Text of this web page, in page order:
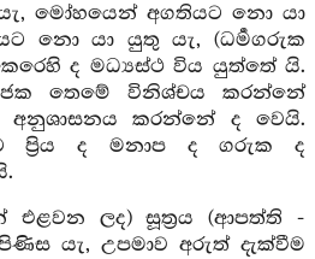
මෝහයෙන් අගතියට නො යා
නො යා යුතු යැ, (ධර්‍මගරුක
ද මධ්‍යස්ථ විය යුත්තේ යි.
තෙමේ විනිශ්චය කරන්නේ
අනුශාසනය කරන්නේ ද වෙයි.
ප්‍රිය ද මනාප ද ගරුක ද
එළවන ලද) සූත්‍රය (ආපත්ති -
යැ, උපමාව අරුත් දැක්වීම